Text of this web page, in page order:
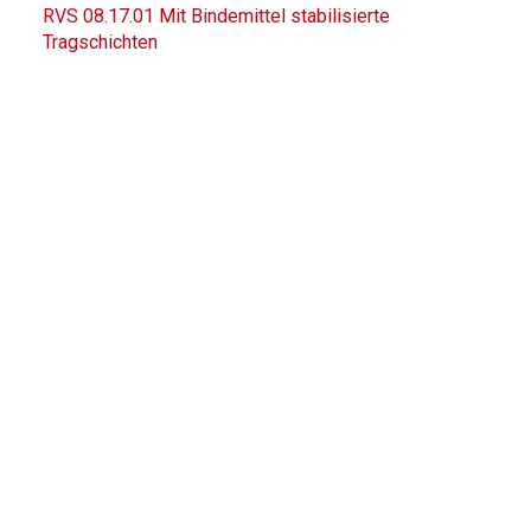
RVS 08.17.01 Mit Bindemittel stabilisierte
Tragschichten